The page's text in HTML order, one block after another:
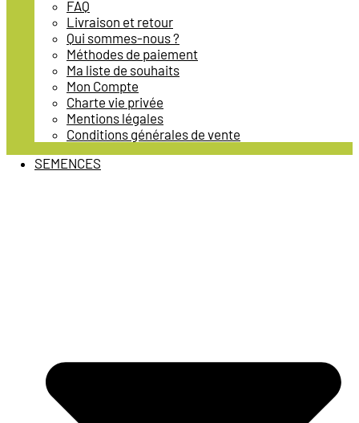
FAQ
Livraison et retour
Qui sommes-nous ?
Méthodes de paiement
Ma liste de souhaits
Mon Compte
Charte vie privée
Mentions légales
Conditions générales de vente
SEMENCES